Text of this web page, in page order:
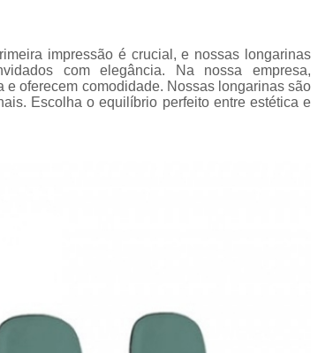
impressão é crucial, e nossas longarinas
com elegância. Na nossa empresa,
oferecem comodidade. Nossas longarinas são
Escolha o equilíbrio perfeito entre estética e